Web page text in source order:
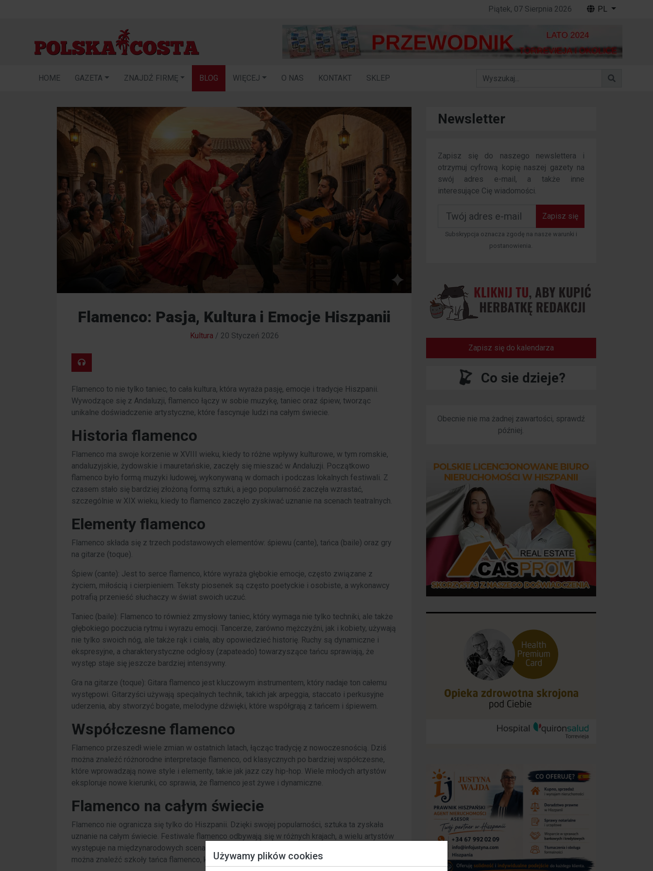
Piątek, 07 Sierpnia 2026 PL
HOME GAZETA ZNAJDŹ FIRMĘ BLOG WIĘCEJ O NAS KONTAKT SKLEP
Flamenco: Pasja, Kultura i Emocje Hiszpanii
Kultura / 20 Styczeń 2026
Flamenco to nie tylko taniec, to cała kultura, która wyraża pasję, emocje i tradycje Hiszpanii.
Wywodzące się z Andaluzji, flamenco łączy w sobie muzykę, taniec oraz śpiew, tworząc
unikalne doświadczenie artystyczne, które fascynuje ludzi na całym świecie.
Historia flamenco
Flamenco ma swoje korzenie w XVIII wieku, kiedy to różne wpływy kulturowe, w tym romskie,
andaluzyjskie, żydowskie i mauretańskie, zaczęły się mieszać w Andaluzji. Początkowo
flamenco było formą muzyki ludowej, wykonywaną w domach i podczas lokalnych festiwali. Z
czasem stało się bardziej złożoną formą sztuki, a jego popularność zaczęła wzrastać,
szczególnie w XIX wieku, kiedy to flamenco zaczęło zyskiwać uznanie na scenach teatralnych.
Elementy flamenco
Flamenco składa się z trzech podstawowych elementów: śpiewu (cante), tańca (baile) oraz gry
na gitarze (toque).
Śpiew (cante): Jest to serce flamenco, które wyraża głębokie emocje, często związane z
życiem, miłością i cierpieniem. Teksty piosenek są często poetyckie i osobiste, a wykonawcy
potrafią przenieść słuchaczy w świat swoich uczuć.
Taniec (baile): Flamenco to również zmysłowy taniec, który wymaga nie tylko techniki, ale także
głębokiego poczucia rytmu i wyrazu emocji. Tancerze, zarówno mężczyźni, jak i kobiety, używają
nie tylko swoich nóg, ale także rąk i ciała, aby opowiedzieć historię. Ruchy są dynamiczne i
ekspresyjne, a charakterystyczne odgłosy (zapateado) towarzyszące tańcu sprawiają, że
występ staje się jeszcze bardziej intensywny.
Gra na gitarze (toque): Gitara flamenco jest kluczowym instrumentem, który nadaje ton całemu
występowi. Gitarzyści używają specjalnych technik, takich jak arpeggia, staccato i perkusyjne
uderzenia, aby stworzyć bogate, melodyjne dźwięki, które współgrają z tańcem i śpiewem.
Współczesne flamenco
Flamenco przeszedł wiele zmian w ostatnich latach, łącząc tradycję z nowoczesnością. Dziś
można znaleźć różnorodne interpretacje flamenco, od klasycznych po bardziej współczesne,
które wprowadzają nowe style i elementy, takie jak jazz czy hip-hop. Wiele młodych artystów
eksploruje nowe kierunki, co sprawia, że flamenco jest żywe i dynamiczne.
Flamenco na całym świecie
Flamenco nie ogranicza się tylko do Hiszpanii. Dzięki swojej popularności, sztuka ta zyskała
uznanie na całym świecie. Festiwale flamenco odbywają się w różnych krajach, a wielu artystów
występuje na międzynarodowych scenach. W miastach takich jak Nowy Jork, Tokio czy Londyn
można znaleźć szkoły tańca flamenco, które przyciągają entuzjastów z całego świata.
Newsletter
Zapisz się do naszego newslettera i
otrzymuj cyfrową kopię naszej gazety na
swój adres e-mail, a także inne
interesujące Cię wiadomości.
Zapisz się
Subskrypcja oznacza zgodę na nasze warunki i
postanowienia.
Zapisz się do kalendarza
Co sie dzieje?
Obecnie nie ma żadnej zawartości, sprawdź
później.
Używamy plików cookies